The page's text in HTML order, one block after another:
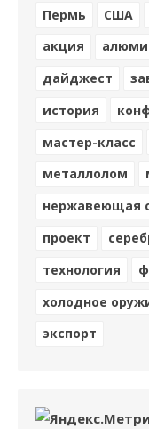
Пермь
США
акция
дайджест
история
мастер-класс
металлолом
нержавеющая
проект
технология
холодное
экспорт